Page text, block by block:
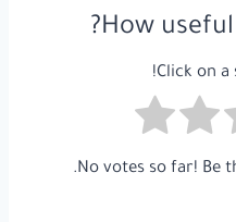
How
Click on a
No votes so far! Be